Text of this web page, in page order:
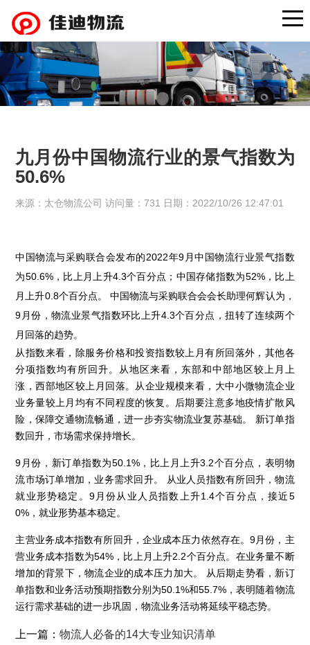
九月份中国物流行业的景气指数为
50.6%
来源：太仓物流公司 访问量：731 日期：2022/10/26 12:47:01
中国物流与采购联合会发布的2022年9月中国物流行业景气指数
为50.6%，比上月上升4.3个百分点；中国存储指数为52%，比上
月上升0.8个百分点。 中国物流与采购联合会会长助理何辉认为，
9月份，物流业景气指数环比上升4.3个百分点，扭转了连续两个
月回落的趋势。
从指数来看，除服务价格和投资指数较上月有所回落外，其他各
分项指数均有所回升。从地区来看，东部和中部地区较上月上
涨，西部地区较上月回落。从企业规模来看，大中小微物流企业
业务量较上月均有不同程度的恢复。后期要注意多地疫情扩散风
险，保障交通物流畅通，进一步夯实物流业复苏基础。 新订单指
数回升，市场需求保持增长。
9月份，新订单指数为50.1%，比上月上升3.2个百分点，表明物
流市场订单增加，业务需求回升。 从业人员指数有所回升，物流
就业形势稳定。9月份从业人员指数上升1.4个百分点，接近5
0%，就业形势基本稳定。
主营业务成本指数有所回升，企业成本压力依然存在。9月份，主
营业务成本指数为54%，比上月上升2.2个百分点。在业务量不断
增加的背景下，物流企业的成本压力加大。 从后期走势看，新订
单指数和业务活动预期指数分别为50.1%和55.7%，表明随着物流
运行需求基础的进一步巩固，物流业务活动将延续平稳态势。
上一篇：物流人必备的14大专业知识清单